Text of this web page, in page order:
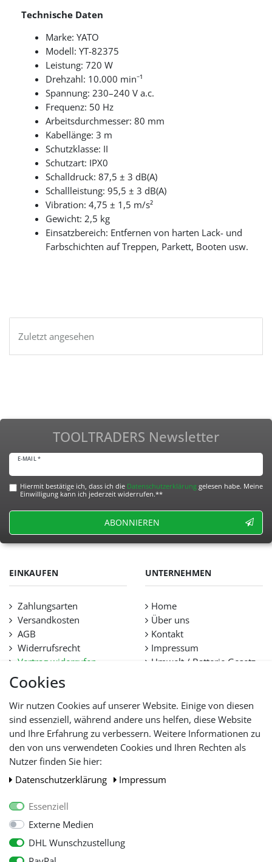
Cookies
Wir nutzen Cookies auf unserer Website. Einige von diesen
sind essenziell, während andere uns helfen, diese Website
und Ihre Erfahrung zu verbessern. Weitere Informationen zu
den von uns verwendeten Cookies und Ihren Rechten als
Nutzer finden Sie hier:
Daten­schutz­erklärung
Impressum
Essenziell
Externe Medien
DHL Wunschzustellung
Technische Daten
Marke: YATO
Modell: YT-82375
Leistung: 720 W
Drehzahl: 10.000 min⁻¹
Spannung: 230–240 V a.c.
Frequenz: 50 Hz
Arbeitsdurchmesser: 80 mm
Kabellänge: 3 m
Schutzklasse: II
Schutzart: IPX0
Schalldruck: 87,5 ± 3 dB(A)
Schallleistung: 95,5 ± 3 dB(A)
Vibration: 4,75 ± 1,5 m/s²
Gewicht: 2,5 kg
Einsatzbereich: Entfernen von harten Lack- und
Farbschichten auf Treppen, Parkett, Booten usw.
Zuletzt angesehen
TOOLTRADERS Newsletter
E-MAIL *
Hiermit bestätige ich, dass ich die Daten­schutz­erklärunggelesen habe. Meine
Einwilligung kann ich jederzeit widerrufen.**
ABONNIEREN
EINKAUFEN
Zahlungsarten
Versandkosten
AGB
Widerrufsrecht
Vertrag widerrufen
Datenschutz
Hilfe
Lieferfristen und
Lieferbeschränkung
UNTERNEHMEN
Home
Über uns
Kontakt
Impressum
Umwelt / Batterie Gesetz
WIR AKZEPTIEREN